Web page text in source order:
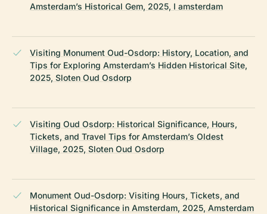
Amsterdam’s Historical Gem, 2025, I amsterdam
Visiting Monument Oud-Osdorp: History, Location, and
Tips for Exploring Amsterdam’s Hidden Historical Site,
2025, Sloten Oud Osdorp
Visiting Oud Osdorp: Historical Significance, Hours,
Tickets, and Travel Tips for Amsterdam’s Oldest
Village, 2025, Sloten Oud Osdorp
Monument Oud-Osdorp: Visiting Hours, Tickets, and
Historical Significance in Amsterdam, 2025, Amsterdam